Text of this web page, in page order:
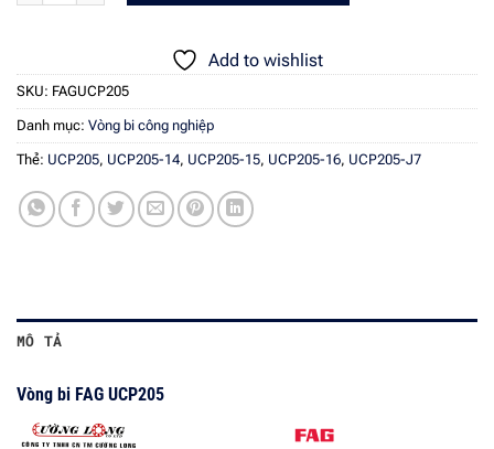
Add to wishlist
SKU: FAGUCP205
Danh mục: Vòng bi công nghiệp
Thẻ: UCP205, UCP205-14, UCP205-15, UCP205-16, UCP205-J7
MÔ TẢ
Vòng bi FAG UCP205